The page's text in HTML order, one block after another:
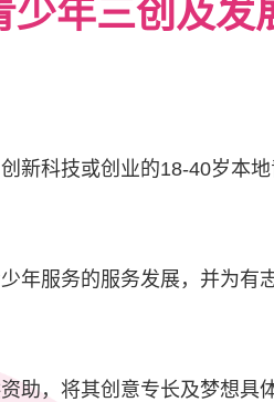
少年三创及发
新科技或创业的18-40岁本
年服务的服务发展，并为有
助，将其创意专长及梦想具